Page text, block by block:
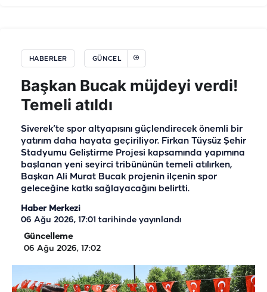
HABERLER GÜNCEL
Başkan Bucak müjdeyi verdi!
Temeli atıldı
Siverek’te spor altyapısını güçlendirecek önemli bir
yatırım daha hayata geçiriliyor. Firkan Tüysüz Şehir
Stadyumu Geliştirme Projesi kapsamında yapımına
başlanan yeni seyirci tribününün temeli atılırken,
Başkan Ali Murat Bucak projenin ilçenin spor
geleceğine katkı sağlayacağını belirtti.
Haber Merkezi
06 Ağu 2026, 17:01 tarihinde yayınlandı
Güncelleme
06 Ağu 2026, 17:02